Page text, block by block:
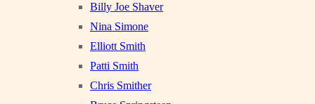
Billy Joe Shaver
Nina Simone
Elliott Smith
Patti Smith
Chris Smither